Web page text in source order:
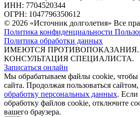
ИНН: 7704520344
ОГРН: 1047796350612
© 2026 «Источник долголетия» Все
Политика конфиденциальности
Политика обработки данных
ИМЕЮТСЯ
КОНСУЛЬТАЦИЯ СПЕЦИАЛИСТА.
Записаться онлайн
Мы обрабатываем файлы cookie, чтобы
сайта. Продолжая пользоваться
обработку персональных данных. Если
обработку файлов cookie, отключите
вашего браузера.